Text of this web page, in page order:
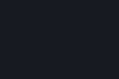
běžet až od data vydání.
odehraný čas bude počítán
předobjednáte hru, která
(ne dříve), můžete o vrácení
přičemž s vydáním začnou